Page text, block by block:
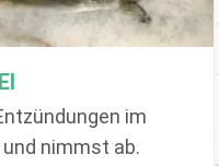
im
nimmst ab.